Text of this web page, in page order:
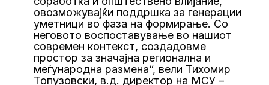
овозможувајќи поддршка за генерации
уметници во фаза на формирање. Со
неговото воспоставување во нашиот
современ контекст, создадовме
простор за значајна регионална и
меѓународна размена“, вели Тихомир
Топузовски, в.д. директор на МСУ –